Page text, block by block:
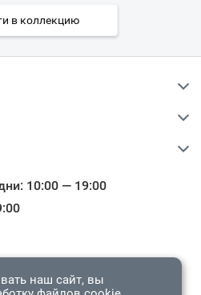
в коллекцию
10:00 — 19:00
Все права защищены.
наш сайт, вы